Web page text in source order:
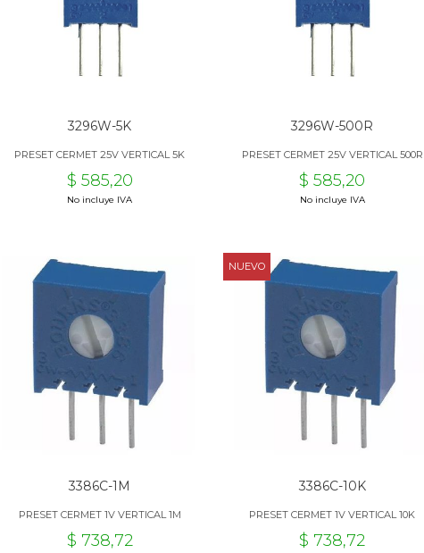
3296W-5K
PRESET CERMET 25V VERTICAL 5K
$ 585,20
No incluye IVA
3296W-500R
PRESET CERMET 25V VERTICAL 500R
$ 585,20
No incluye IVA
3386C-1M
PRESET CERMET 1V VERTICAL 1M
$ 738,72
NUEVO
3386C-10K
PRESET CERMET 1V VERTICAL 10K
$ 738,72